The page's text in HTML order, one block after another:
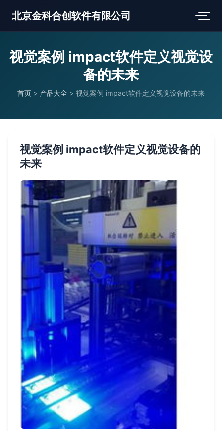
北京金科合创软件有限公司
视觉案例 impact软件定义视觉设
备的未来
首页 > 产品大全 > 视觉案例 impact软件定义视觉设备的未来
视觉案例 impact软件定义视觉设备的
未来